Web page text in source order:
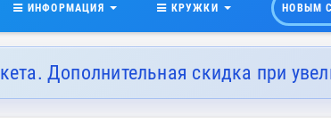
ИНФОРМАЦИЯ КРУЖКИ НОВЫМ
Дополнительная скидка при